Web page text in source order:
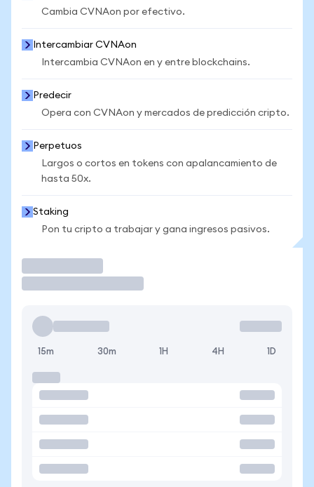
Cambia CVNAon por efectivo.
Intercambiar CVNAon
Intercambia CVNAon en y entre blockchains.
Predecir
Opera con CVNAon y mercados de predicción cripto.
Perpetuos
Largos o cortos en tokens con apalancamiento de
hasta 50x.
Staking
Pon tu cripto a trabajar y gana ingresos pasivos.
15m 30m 1H 4H 1D